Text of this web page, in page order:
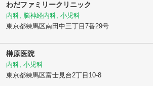
わだファミリークリニック
内科, 脳神経内科, 小児科
東京都練馬区南田中三丁目7番29号
榊原医院
内科, 小児科
東京都練馬区富士見台2丁目10-8